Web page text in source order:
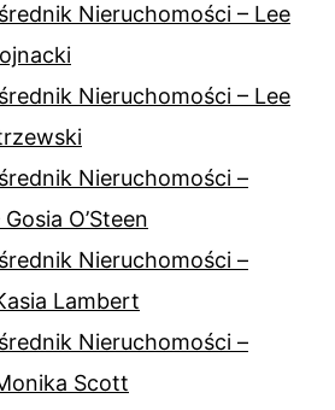
Nieruchomości – Lee
Nieruchomości – Lee
Nieruchomości –
O’Steen
Nieruchomości –
Lambert
Nieruchomości –
Scott